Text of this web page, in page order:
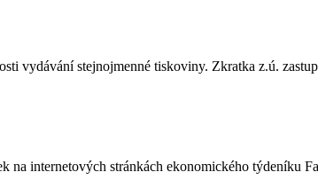
vydávání stejnojmenné tiskoviny. Zkratka z.ú.
internetových stránkách ekonomického týdeníku